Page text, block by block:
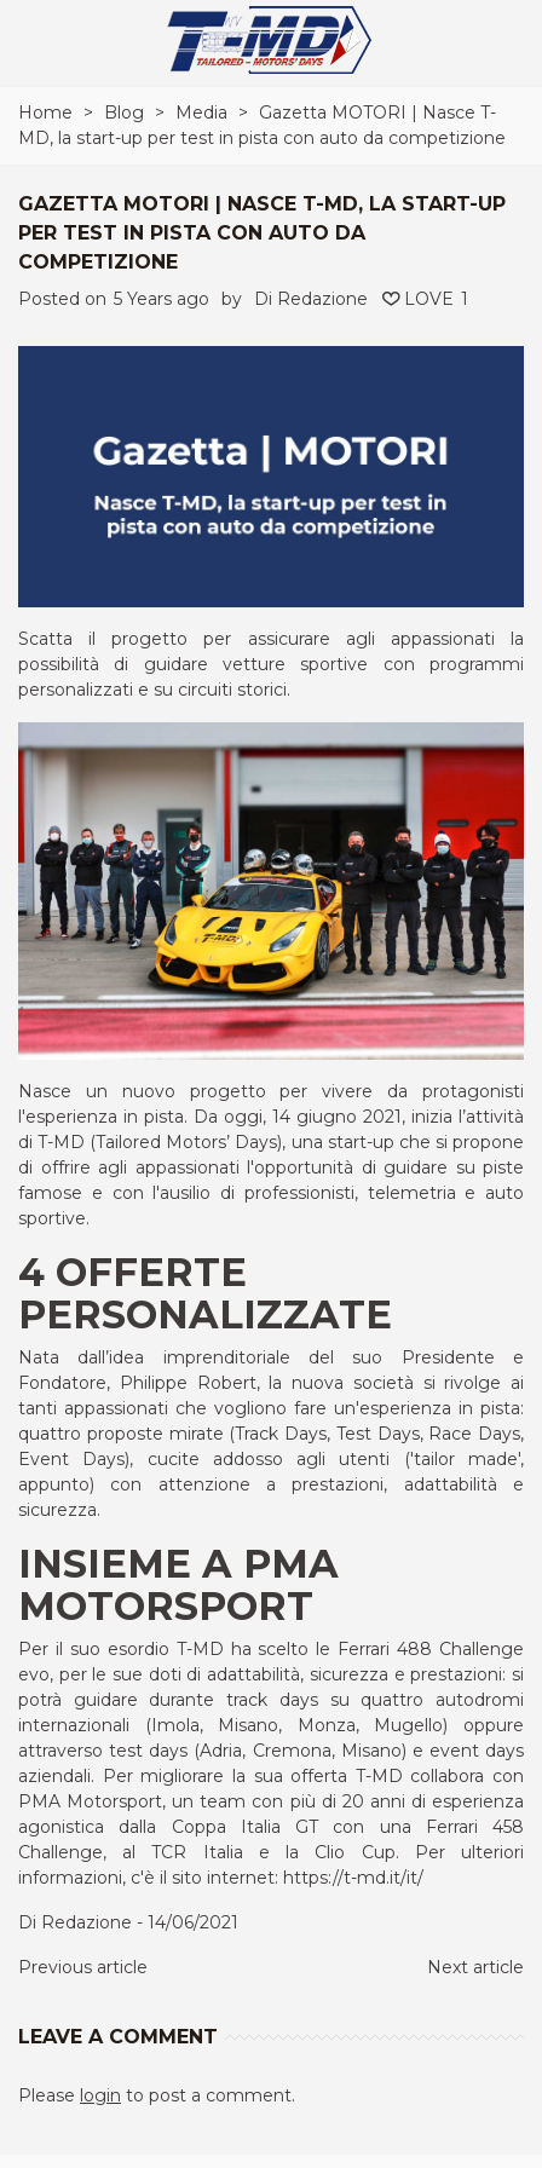
Home > Blog > Media >
Gazetta MOTORI | Nasce T-
MD, la start-up per test in pista con auto da competizione
GAZETTA MOTORI | NASCE T-MD, LA START-UP
PER TEST IN PISTA CON AUTO DA
COMPETIZIONE
Posted on 5 Years ago by Di Redazione LOVE 1
Scatta il progetto per assicurare agli appassionati la
possibilità di guidare vetture sportive con programmi
personalizzati e su circuiti storici.
Nasce un nuovo progetto per vivere da protagonisti
l'esperienza in pista. Da oggi, 14 giugno 2021, inizia l’attività
di T-MD (Tailored Motors’ Days), una start-up che si propone
di offrire agli appassionati l'opportunità di guidare su piste
famose e con l'ausilio di professionisti, telemetria e auto
sportive.
4 OFFERTE
PERSONALIZZATE
Nata dall’idea imprenditoriale del suo Presidente e
Fondatore, Philippe Robert, la nuova società si rivolge ai
tanti appassionati che vogliono fare un'esperienza in pista:
quattro proposte mirate (Track Days, Test Days, Race Days,
Event Days), cucite addosso agli utenti ('tailor made',
appunto) con attenzione a prestazioni, adattabilità e
sicurezza.
INSIEME A PMA
MOTORSPORT
Per il suo esordio T-MD ha scelto le Ferrari 488 Challenge
evo, per le sue doti di adattabilità, sicurezza e prestazioni: si
potrà guidare durante track days su quattro autodromi
internazionali (Imola, Misano, Monza, Mugello) oppure
attraverso test days (Adria, Cremona, Misano) e event days
aziendali. Per migliorare la sua offerta T-MD collabora con
PMA Motorsport, un team con più di 20 anni di esperienza
agonistica dalla Coppa Italia GT con una Ferrari 458
Challenge, al TCR Italia e la Clio Cup. Per ulteriori
informazioni, c'è il sito internet: https://t-md.it/it/
Di Redazione - 14/06/2021
Previous article Next article
LEAVE A COMMENT
Please login to post a comment.